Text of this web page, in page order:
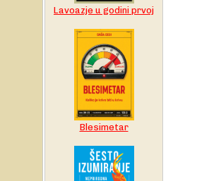
Lavoazje u godini prvoj
Blesimetar